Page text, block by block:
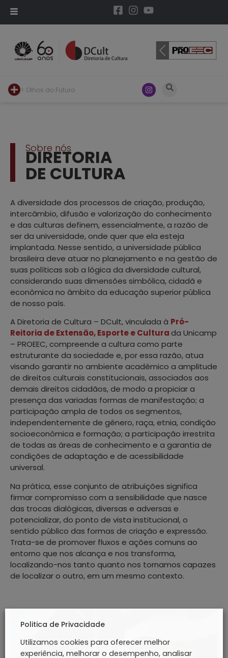
< Olhos do Futuro
Sobre nós
DIRETORIA
DE CULTURA
A diversidade dos processos de criação, produção,
intercâmbio, difusão e valorização do conhecimento
e das culturas definem, essencialmente, a razão de
ser da universidade, onde quer que ela esteja
implantada. Nesse sentido, a universidade pública
brasileira deve atuar no planejamento e na gestão de
suas políticas sob a lógica da diversidade cultural,
considerando suas dimensões simbólica, cidadã e
econômica no âmbito da educação superior pública
de nosso país.
A Diretoria de Cultura – DCult, vinculada à Pró-
Reitoria de Extensão, Esporte e Cultura da Unicamp
– PROEEC, compreende a cultura como parte
estruturante da sociedade e, por essa razão, atua
visando garantir no ambiente acadêmico a amplitude
de direitos culturais constitucionais, associados aos
demais direitos cidadãos, de modo a propiciar a
presença das variadas formas de manifestação; a
participação ampla de todos os segmentos,
independentemente de gênero, raça, etnia, condição
socioeconômica e formação; a participação irrestrita
de todas as áreas de conhecimento e a garantia de
condições de adaptação e de acessibilidade
universal.
Na prática, esse conjunto de atribuições significa
firmar compromisso com a sensibilidade que nasce
das trocas dialógicas, diversas e adversas e
potencializar, do ponto de vista institucional, o
sentido público das formas de criação e expressão.
Trata-se de promover fluxos e ações comuns ao
entorno que nos alcança e nos transforma,
localizando-nos tanto quanto nos tornamos capazes
de localizar o outro, em um mesmo contexto.
Politica de Privacidade
Utilizamos cookies para oferecer melhor
experiência, melhorar o desempenho, analisar